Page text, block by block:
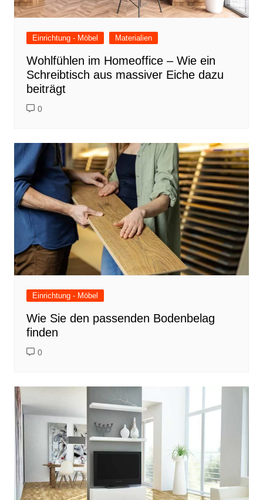
Einrichtung - Möbel Materialien
Wohlfühlen im Homeoffice – Wie ein
Schreibtisch aus massiver Eiche dazu
beiträgt
0
Einrichtung - Möbel
Wie Sie den passenden Bodenbelag
finden
0